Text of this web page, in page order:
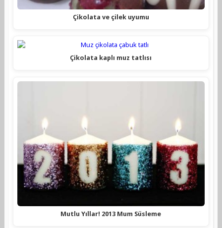
Çikolata ve çilek uyumu
Çikolata kaplı muz tatlısı
Mutlu Yıllar! 2013 Mum Süsleme